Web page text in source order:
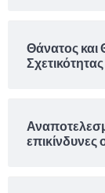
Θάνατος και
Σχετικότητας
επικίνδυνες